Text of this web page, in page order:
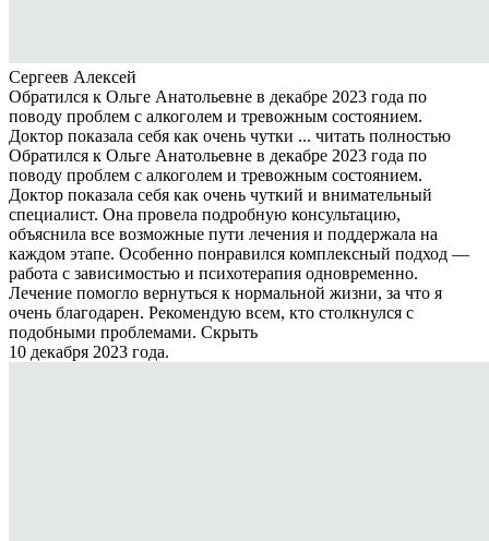
Сергеев Алексей
Обратился к Ольге Анатольевне в декабре 2023 года по
поводу проблем с алкоголем и тревожным состоянием.
Доктор показала себя как очень чутки ... читать полностью
Обратился к Ольге Анатольевне в декабре 2023 года по
поводу проблем с алкоголем и тревожным состоянием.
Доктор показала себя как очень чуткий и внимательный
специалист. Она провела подробную консультацию,
объяснила все возможные пути лечения и поддержала на
каждом этапе. Особенно понравился комплексный подход —
работа с зависимостью и психотерапия одновременно.
Лечение помогло вернуться к нормальной жизни, за что я
очень благодарен. Рекомендую всем, кто столкнулся с
подобными проблемами. Скрыть
10 декабря 2023 года.